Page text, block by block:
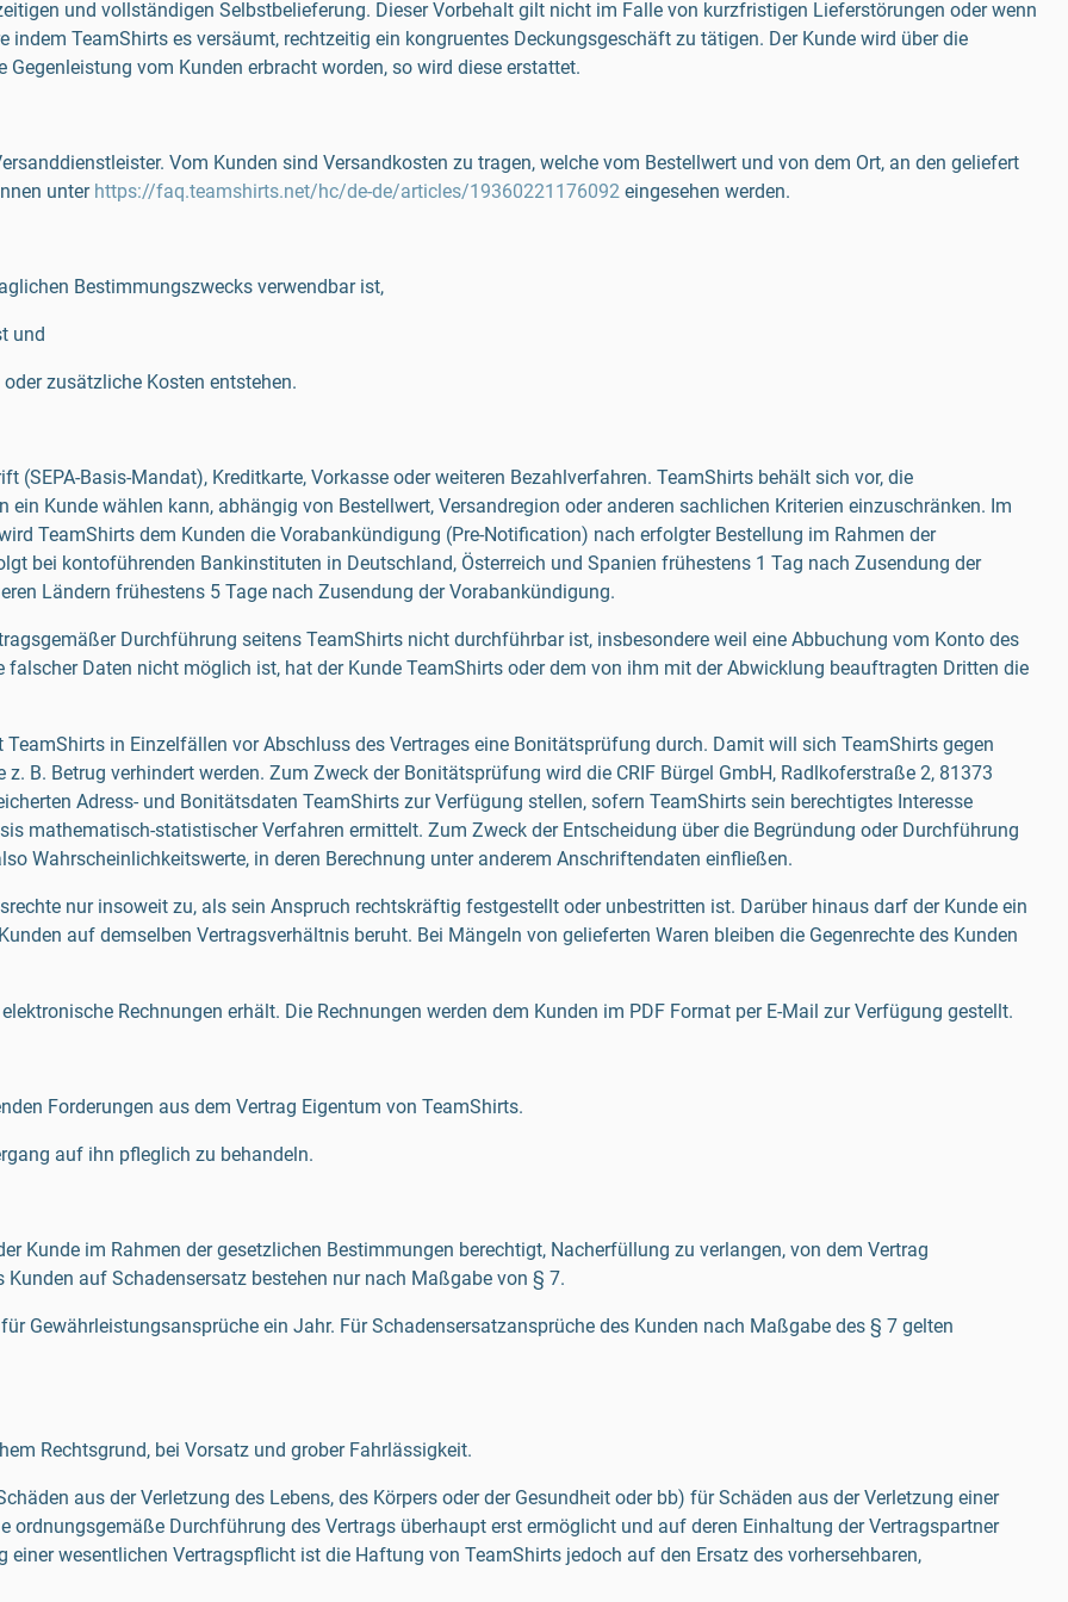
und vollständigen Selbstbelieferung. Dieser Vorbehalt gilt nicht im Falle von kurzfristigen Lieferstörungen oder wenn
TeamShirts es versäumt, rechtzeitig ein kongruentes Deckungsgeschäft zu tätigen. Der Kunde wird über die
vom Kunden erbracht worden, so wird diese erstattet.
Vom Kunden sind Versandkosten zu tragen, welche vom Bestellwert und von dem Ort, an den geliefert
unter https://faq.teamshirts.net/hc/de-de/articles/19360221176092 eingesehen werden.
Bestimmungszwecks verwendbar ist,
und
zusätzliche Kosten entstehen.
(SEPA-Basis-Mandat), Kreditkarte, Vorkasse oder weiteren Bezahlverfahren. TeamShirts behält sich vor, die
Kunde wählen kann, abhängig von Bestellwert, Versandregion oder anderen sachlichen Kriterien einzuschränken. Im
TeamShirts dem Kunden die Vorabankündigung (Pre-Notification) nach erfolgter Bestellung im Rahmen der
bei kontoführenden Bankinstituten in Deutschland, Österreich und Spanien frühestens 1 Tag nach Zusendung der
Ländern frühestens 5 Tage nach Zusendung der Vorabankündigung.
Durchführung seitens TeamShirts nicht durchführbar ist, insbesondere weil eine Abbuchung vom Konto des
Daten nicht möglich ist, hat der Kunde TeamShirts oder dem von ihm mit der Abwicklung beauftragten Dritten die
in Einzelfällen vor Abschluss des Vertrages eine Bonitätsprüfung durch. Damit will sich TeamShirts gegen
B. Betrug verhindert werden. Zum Zweck der Bonitätsprüfung wird die CRIF Bürgel GmbH, Radlkoferstraße 2, 81373
Adress- und Bonitätsdaten TeamShirts zur Verfügung stellen, sofern TeamShirts sein berechtigtes Interesse
mathematisch-statistischer Verfahren ermittelt. Zum Zweck der Entscheidung über die Begründung oder Durchführung
Wahrscheinlichkeitswerte, in deren Berechnung unter anderem Anschriftendaten einfließen.
nur insoweit zu, als sein Anspruch rechtskräftig festgestellt oder unbestritten ist. Darüber hinaus darf der Kunde ein
auf demselben Vertragsverhältnis beruht. Bei Mängeln von gelieferten Waren bleiben die Gegenrechte des Kunden
Rechnungen erhält. Die Rechnungen werden dem Kunden im PDF Format per E-Mail zur Verfügung gestellt.
Forderungen aus dem Vertrag Eigentum von TeamShirts.
auf ihn pfleglich zu behandeln.
Kunde im Rahmen der gesetzlichen Bestimmungen berechtigt, Nacherfüllung zu verlangen, von dem Vertrag
auf Schadensersatz bestehen nur nach Maßgabe von § 7.
Gewährleistungsansprüche ein Jahr. Für Schadensersatzansprüche des Kunden nach Maßgabe des § 7 gelten
Rechtsgrund, bei Vorsatz und grober Fahrlässigkeit.
aus der Verletzung des Lebens, des Körpers oder der Gesundheit oder bb) für Schäden aus der Verletzung einer
Durchführung des Vertrags überhaupt erst ermöglicht und auf deren Einhaltung der Vertragspartner
wesentlichen Vertragspflicht ist die Haftung von TeamShirts jedoch auf den Ersatz des vorhersehbaren,